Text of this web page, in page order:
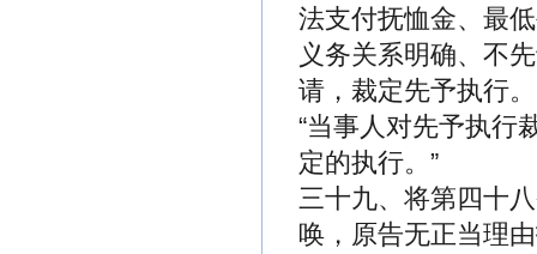
法支付抚恤金、最
义务关系明确、不
请，裁定先予执行。
“当事人对先予执行
定的执行。”
三十九、将第四十
唤，原告无正当理